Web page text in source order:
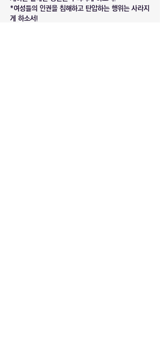
*여성들의 인권을 침해하고 탄압하는 행위는 사라지
게 하소서!